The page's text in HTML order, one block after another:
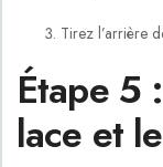
Tirez l’arrière
Étape 5
lace et